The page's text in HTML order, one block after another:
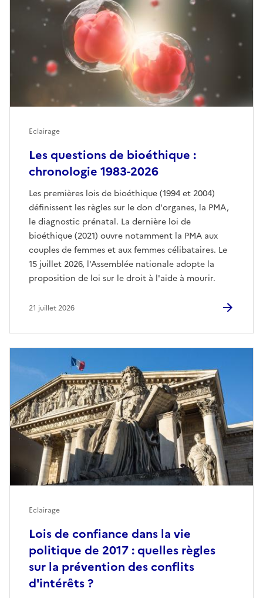
Les questions de bioéthique :
chronologie 1983-2026
Les premières lois de bioéthique (1994 et 2004)
définissent les règles sur le don d'organes, la PMA,
le diagnostic prénatal. La dernière loi de
bioéthique (2021) ouvre notamment la PMA aux
couples de femmes et aux femmes célibataires. Le
15 juillet 2026, l'Assemblée nationale adopte la
proposition de loi sur le droit à l'aide à mourir.
Eclairage
21 juillet 2026
Lois de confiance dans la vie
politique de 2017 : quelles règles
sur la prévention des conflits
d'intérêts ?
Eclairage